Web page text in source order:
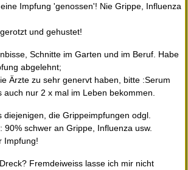
Impfung 'genossen'! Nie Grippe, Influenza
und gehustet!
Schnitte im Garten und im Beruf. Habe
abgelehnt;
Ärzte zu sehr genervt haben, bitte :Serum
auch nur 2 x mal im Leben bekommen.
diejenigen, die Grippeimpfungen odgl.
90% schwer an Grippe, Influenza usw.
Impfung!
Fremdeiweiss lasse ich mir nicht